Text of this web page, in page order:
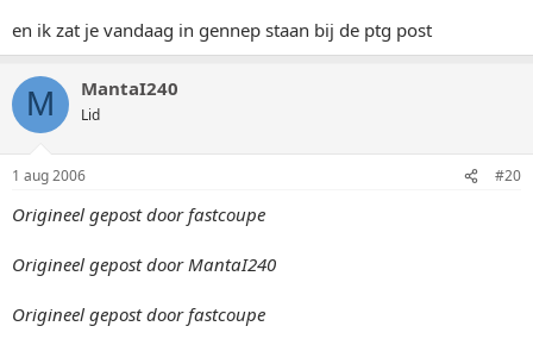
en ik zat je vandaag in gennep staan bij de ptg post
M MantaI240
Lid
1 aug 2006 #20
Origineel gepost door fastcoupe
Origineel gepost door MantaI240
Origineel gepost door fastcoupe